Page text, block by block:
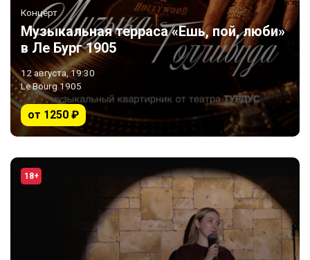
Концерт
Музыкальная терраса «Ешь, пой, люби»
в Ле Бург 1905
12 августа, 19:30
Le Bourg 1905
от 1250 ₽
18+